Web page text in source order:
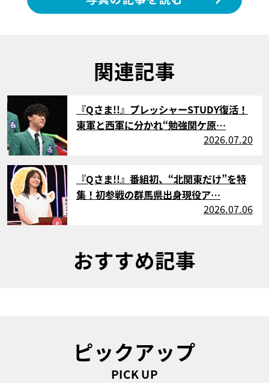
関連記事
サムネイル
『Qさま!!』プレッシャーSTUDY復活！
東軍と西軍に分かれ“勉強関ケ原…
2026.07.20
サムネイル
『Qさま!!』番組初、“北関東だけ”を特
集！初参戦の群馬県出身現役ア…
2026.07.06
おすすめ記事
ピックアップ
PICK UP